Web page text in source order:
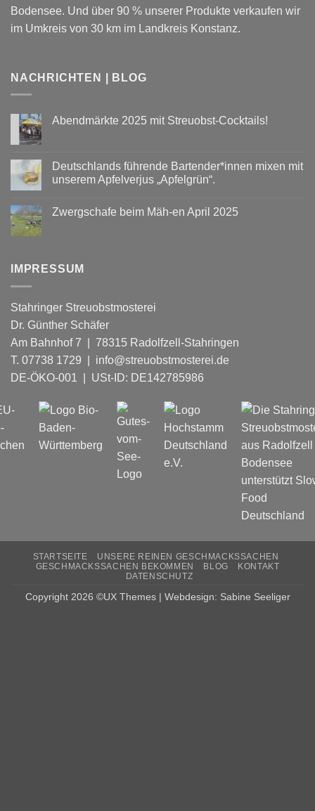
Bodensee. Und über 90 % unserer Produkte verkaufen wir
im Umkreis von 30 km im Landkreis Konstanz.
NACHRICHTEN | BLOG
Abendmärkte 2025 mit Streuobst-Cocktails!
Abendmärkte
2025
mit
Deutschlands führende Bartender*innen mixen mit
unserem Apfelverjus „Apfelgrün“.
zu
Deutschlands
unserem
Apfelverjus
Zwergschafe beim Mäh-en April 2025
Mäh-
IMPRESSUM
Stahringer Streuobstmosterei
Dr. Günther Schäfer
Am Bahnhof 7 | 78315 Radolfzell-Stahringen
T. 07738 1729 | info@streuobstmosterei.de
DE-ÖKO-001 | USt-ID: DE142785986
STARTSEITE
UNSERE REINEN GESCHMACKSSACHEN
GESCHMACKSSACHEN BEKOMMEN
BLOG
KONTAKT
DATENSCHUTZ
Copyright 2026 ©UX Themes | Webdesign: Sabine Seeliger